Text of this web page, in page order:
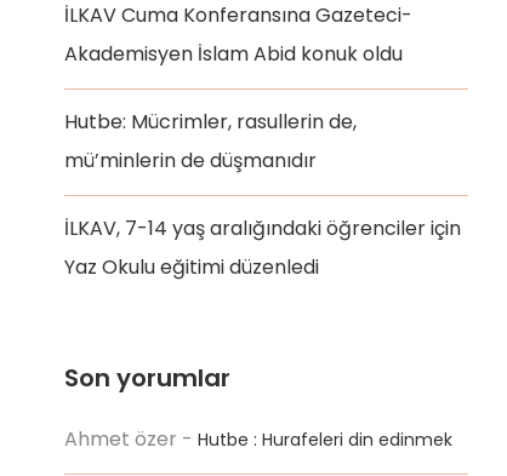
İLKAV Cuma Konferansına Gazeteci-
Akademisyen İslam Abid konuk oldu
Hutbe: Mücrimler, rasullerin de,
mü’minlerin de düşmanıdır
İLKAV, 7-14 yaş aralığındaki öğrenciler için
Yaz Okulu eğitimi düzenledi
Son yorumlar
Ahmet özer -Hutbe : Hurafeleri din edinmek